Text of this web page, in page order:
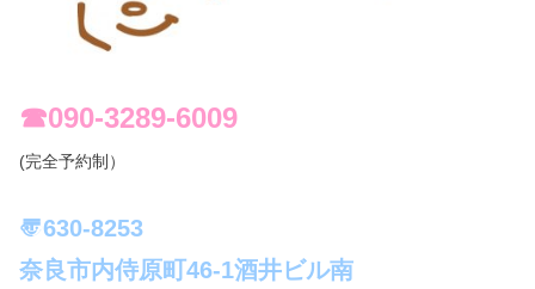
☎︎090-3289-6009
(完全予約制）
〠630-8253
奈良市内侍原町46-1酒井ビル南